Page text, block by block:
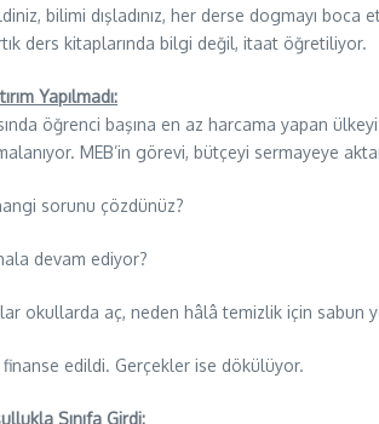
bilimi dışladınız, her derse dogmayı
ders kitaplarında bilgi değil, itaat öğretiliyor.
Yapılmadı:
öğrenci başına en az harcama yapan
MEB’in görevi, bütçeyi sermayeye
sorunu çözdünüz?
devam ediyor?
okullarda aç, neden hâlâ temizlik için sabun
edildi. Gerçekler ise dökülüyor.
Sınıfa Girdi: